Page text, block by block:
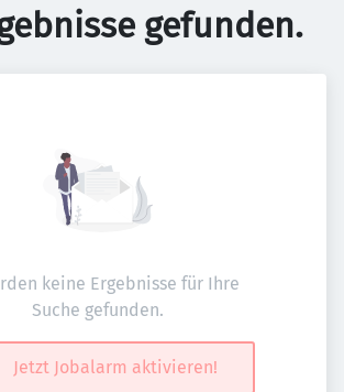
gefunden.
keine Ergebnisse für Ihre
Suche gefunden.
Jetzt Jobalarm aktivieren!